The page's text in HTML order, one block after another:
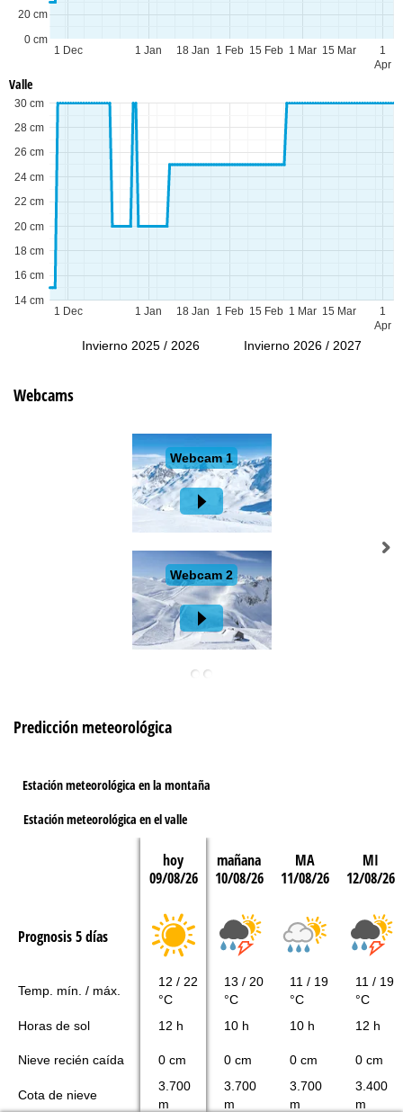
1 Dec 1 Jan 1 Feb 1 Mar
1
Apr
18 Jan 15 Feb 15 Mar
0 cm
20 cm
Valle
1 Dec 1 Jan 1 Feb 1 Mar
1
Apr
18 Jan 15 Feb 15 Mar
14 cm
16 cm
18 cm
20 cm
22 cm
24 cm
26 cm
28 cm
30 cm
Invierno 2025 / 2026 Invierno 2026 / 2027
Webcams
Predicción meteorológica
Estación meteorológica en la montaña
Estación meteorológica en el valle
hoy
09/08/26
mañana
10/08/26
MA
11/08/26
MI
12/08/26
Prognosis 5 días
Temp. mín. / máx.
12 / 22
°C
13 / 20
°C
11 / 19
°C
11 / 19
°C
Horas de sol
12 h 10 h 10 h 12 h
Nieve recién caída 0 cm 0 cm 0 cm 0 cm
Cota de nieve
3.700
m
3.700
m
3.700
m
3.400
m